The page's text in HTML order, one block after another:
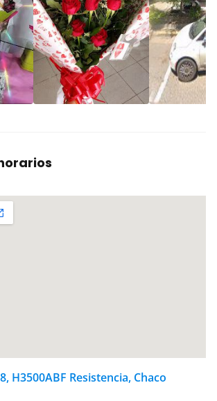
H3500ABF Resistencia, Chaco